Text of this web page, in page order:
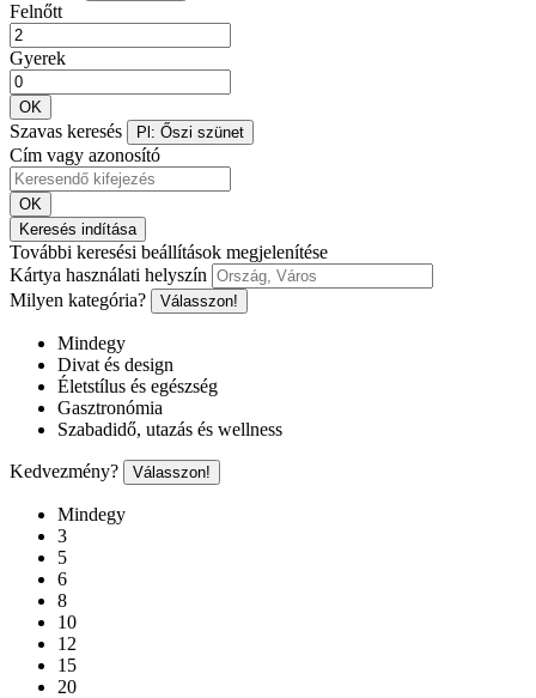
Felnőtt
Gyerek
OK
Szavas keresés Pl: Őszi szünet
Cím vagy azonosító
OK
Keresés indítása
További keresési beállítások megjelenítése
Kártya használati helyszín
Milyen kategória?
Válasszon!
Mindegy
Divat és design
Életstílus és egészség
Gasztronómia
Szabadidő, utazás és wellness
Kedvezmény? Válasszon!
Mindegy
3
5
6
8
10
12
15
20